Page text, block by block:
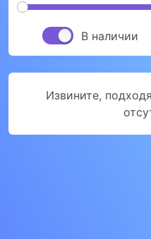
В наличии
Извините,